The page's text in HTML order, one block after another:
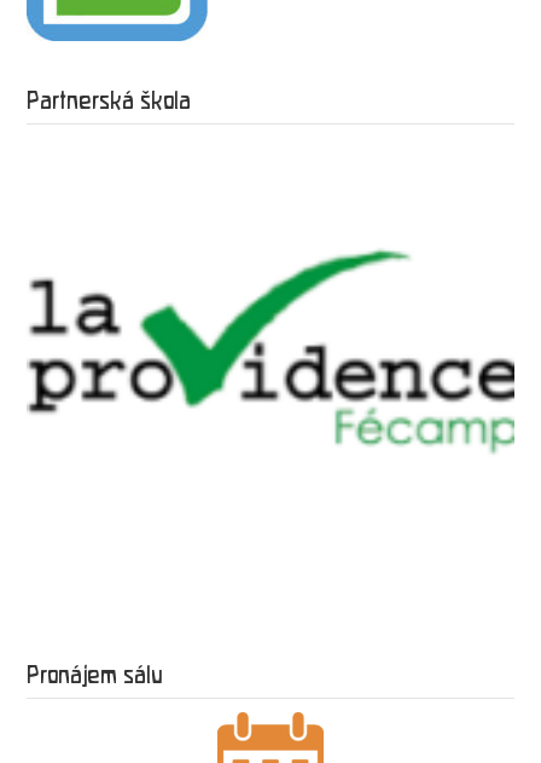
Partnerská škola
Pronájem sálu